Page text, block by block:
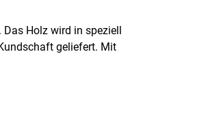
Holz wird in speziell
geliefert. Mit